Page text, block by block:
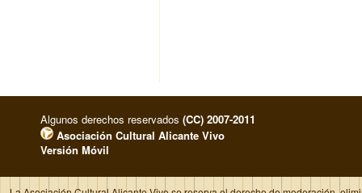
Algunos derechos reservados (CC) 2007-2011
Asociación Cultural Alicante Vivo
Versión Móvil